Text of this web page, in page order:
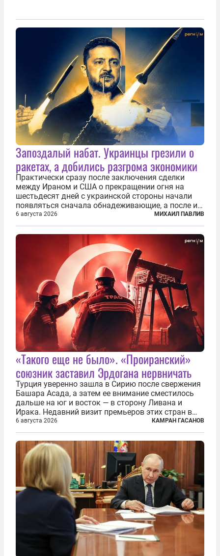
Запоздалый набат. Украинцы грезили о
ракетах, а добились разгрома экономики
Практически сразу после заключения сделки
между Ираном и США о прекращении огня на
шестьдесят дней с украинской стороны начали
появляться сначала обнадеживающие, а после и
вовсе бравурные заявления про некий «перелом»
в войне. Вероятно, в сознании первых лиц
киевского режима и стоящих за ними...
6 августа 2026 МИХАИЛ ПАВЛИВ
«Такого еще не было». «Проиранский»
союзник заставил Эрдогана нервничать
Турция уверенно зашла в Сирию после свержения
Башара Асада, а затем ее внимание сместилось
дальше на юг и восток — в сторону Ливана и
Ирака. Недавний визит премьеров этих стран в
Анкару, договоры об участии турецкой компании
TPAO в разработке нефти иракского Киркука и
«Дороги развития» подтверждают...
6 августа 2026 КАМРАН ГАСАНОВ